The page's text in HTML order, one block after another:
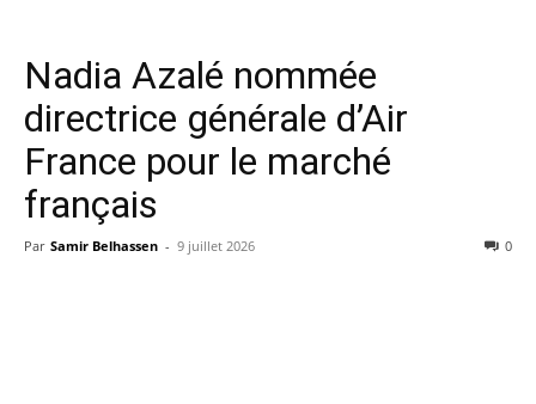
Nadia Azalé nommée
directrice générale d’Air
France pour le marché
français
Par Samir Belhassen - 9 juillet 2026 0